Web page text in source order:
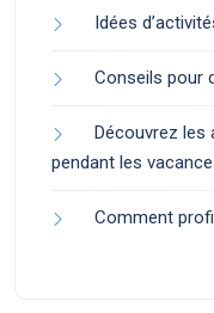
Idées
Conseils pour
Découvrez
pendant les
Comment